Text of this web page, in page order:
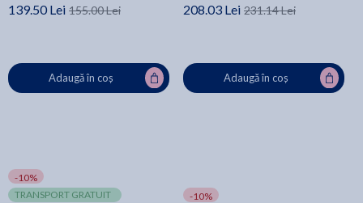
139.50 Lei 155.00 Lei
Adaugă în coș
208.03 Lei 231.14 Lei
Adaugă în coș
-10%
TRANSPORT GRATUIT
-10%